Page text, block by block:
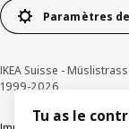
Paramètres
IKEA Suisse -
1999-2026
Tu as le